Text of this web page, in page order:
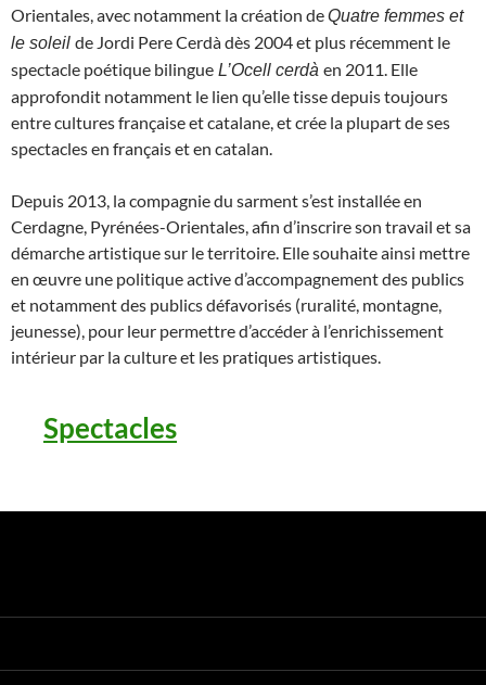
Orientales, avec notamment la création deQuatre femmes et
le soleil de Jordi Pere Cerdà dès 2004 et plus récemment le
spectacle poétique bilingue L’Ocell cerdà en 2011. Elle
approfondit notamment le lien qu’elle tisse depuis toujours
entre cultures française et catalane, et crée la plupart de ses
spectacles en français et en catalan.
Depuis 2013, la compagnie du sarment s’est installée en
Cerdagne, Pyrénées-Orientales, afin d’inscrire son travail et sa
démarche artistique sur le territoire. Elle souhaite ainsi mettre
en œuvre une politique active d’accompagnement des publics
et notamment des publics défavorisés (ruralité, montagne,
jeunesse), pour leur permettre d’accéder à l’enrichissement
intérieur par la culture et les pratiques artistiques.
Spectacles